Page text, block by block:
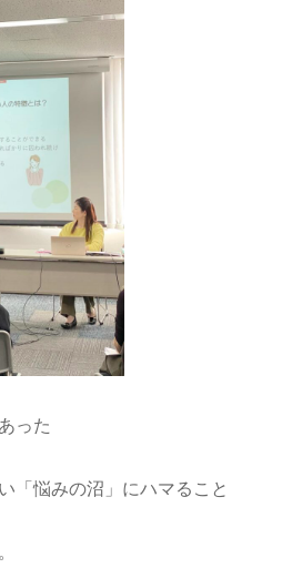
った
「悩みの沼」にハマること